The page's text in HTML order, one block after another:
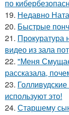
по
19. Недавно
20. Быстрые
21. Прокуратура
видео из зала
22. "Меня
рассказала,
23.
используют это!
24. Старшему